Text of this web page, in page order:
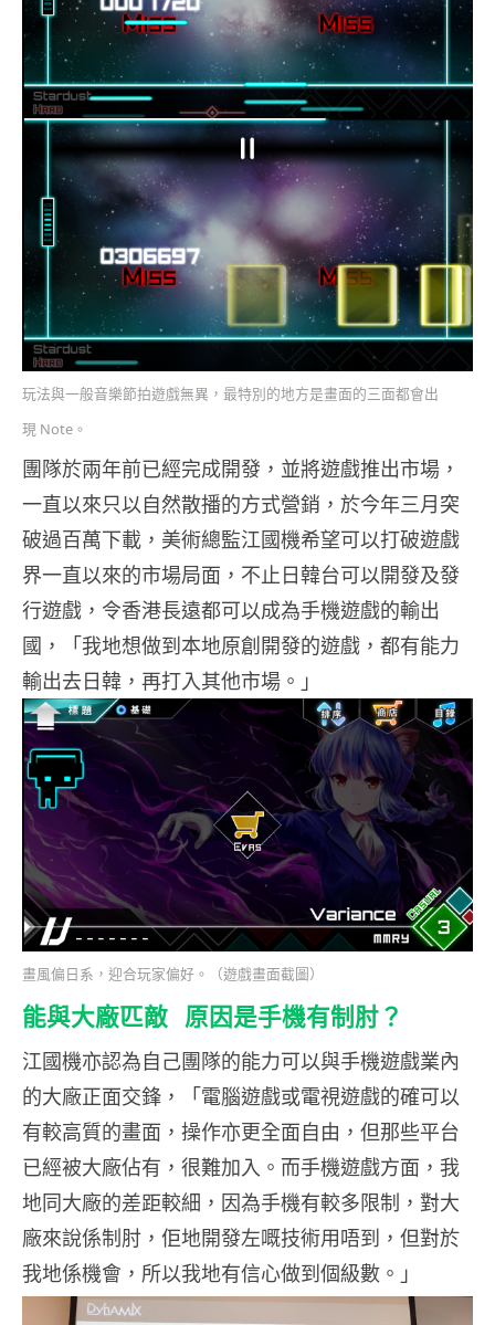
玩法與一般音樂節拍遊戲無異，最特別的地方是畫面的三面都會出
現 Note。
團隊於兩年前已經完成開發，並將遊戲推出市場，
一直以來只以自然散播的方式營銷，於今年三月突
破過百萬下載，美術總監江國機希望可以打破遊戲
界一直以來的市場局面，不止日韓台可以開發及發
行遊戲，令香港長遠都可以成為手機遊戲的輸出
國，「我地想做到本地原創開發的遊戲，都有能力
輸出去日韓，再打入其他市場。」
畫風偏日系，迎合玩家偏好。（遊戲畫面截圖）
能與大廠匹敵 原因是手機有制肘？
江國機亦認為自己團隊的能力可以與手機遊戲業內
的大廠正面交鋒，「電腦遊戲或電視遊戲的確可以
有較高質的畫面，操作亦更全面自由，但那些平台
已經被大廠佔有，很難加入。而手機遊戲方面，我
地同大廠的差距較細，因為手機有較多限制，對大
廠來說係制肘，佢地開發左嘅技術用唔到，但對於
我地係機會，所以我地有信心做到個級數。」